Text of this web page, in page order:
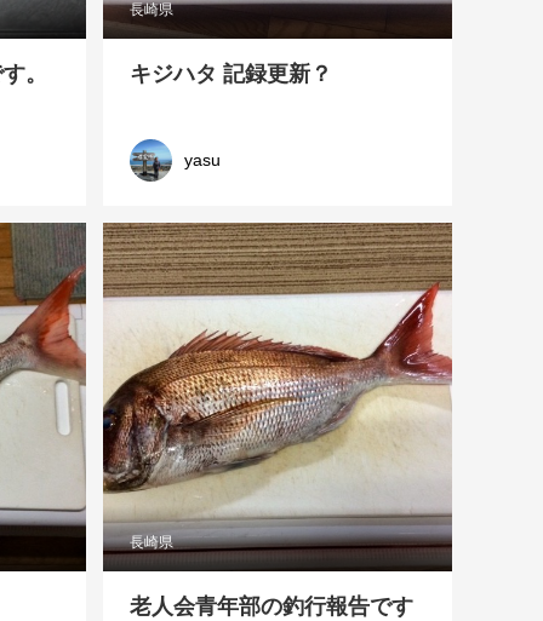
。
長崎県
キジハタ 記録更新？
yasu
長崎県
老人会青年部の釣行報告です